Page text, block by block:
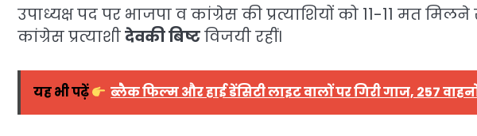
उपाध्यक्ष पद पर भाजपा व कांग्रेस की प्रत्याशियों को 11-11 मत
कांग्रेस प्रत्याशीदेवकी बिष्टविजयी रहीं।
यह भी पढ़ें ब्लैक फिल्म और हाई डेंसिटी लाइट वालों पर गिरी गाज, 257 वाहनों